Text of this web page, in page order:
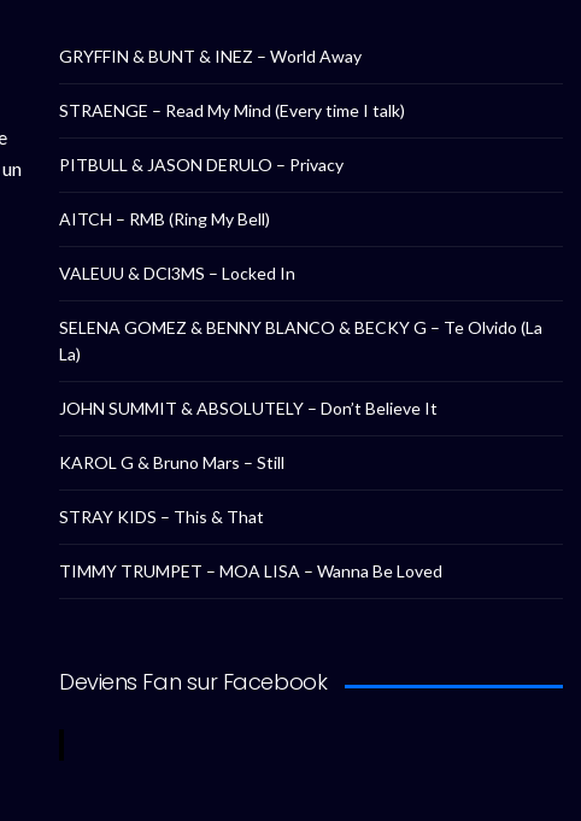
GRYFFIN & BUNT & INEZ – World Away
STRAENGE – Read My Mind (Every time I talk)
PITBULL & JASON DERULO – Privacy
AITCH – RMB (Ring My Bell)
VALEUU & DCl3MS – Locked In
SELENA GOMEZ & BENNY BLANCO & BECKY G – Te Olvido (La
La)
JOHN SUMMIT & ABSOLUTELY – Don’t Believe It
KAROL G & Bruno Mars – Still
STRAY KIDS – This & That
TIMMY TRUMPET – MOA LISA – Wanna Be Loved
Deviens Fan sur Facebook